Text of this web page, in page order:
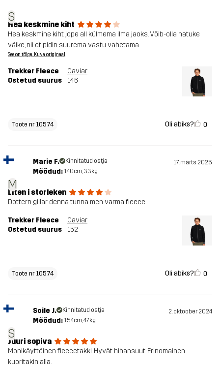
S
Hea keskmine kiht
Hea keskmine kiht jope all külmema ilma jaoks. Võib-olla natuke
väike, nii et pidin suurema vastu vahetama.
See on tõlge. Kuva originaal
Trekker Fleece
Caviar
Ostetud suurus
146
Toote nr 10574 Oli abiks? 0
M
Marie F. Kinnitatud ostja 17. märts 2025
Mõõdud: 140cm, 33kg
Liten i storleken
Dottern gillar denna tunna men varma fleece
Trekker Fleece
Caviar
Ostetud suurus
152
Toote nr 10574 Oli abiks? 0
S
Soile J. Kinnitatud ostja 2. oktoober 2024
Mõõdud: 154cm, 47kg
Juuri sopiva
Monikäyttöinen fleecetakki. Hyvät hihansuut. Erinomainen
kuoritakin alla.